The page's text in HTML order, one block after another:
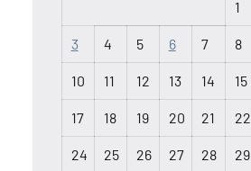
1
3 4 5 6 7 8
10 11 12 13 14 15
17 18 19 20 21 22
24 25 26 27 28 29